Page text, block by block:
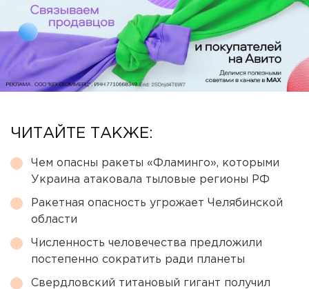
ЧИТАЙТЕ ТАКЖЕ:
Чем опасны ракеты «Фламинго», которыми
Украина атаковала тыловые регионы РФ
Ракетная опасность угрожает Челябинской
области
Численность человечества предложили
постепенно сократить ради планеты
Свердловский титановый гигант получил